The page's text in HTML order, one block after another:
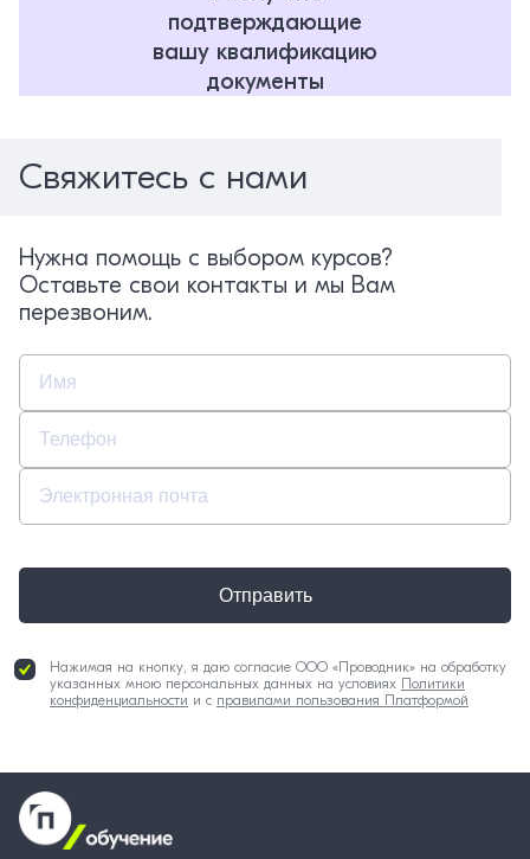
подтверждающие
вашу квалификацию
документы
Свяжитесь с нами
Нужна помощь с выбором курсов?
Оставьте свои контакты и мы Вам
перезвоним.
Нажимая на кнопку, я даю согласие ООО «Проводник» на обработку
указанных мною персональных данных на условиях Политики
конфиденциальности и с правилами пользования Платформой
Отправить